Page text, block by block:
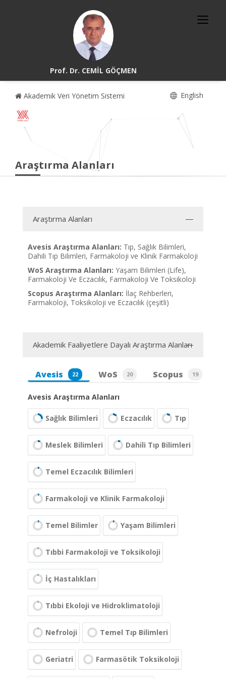
Prof. Dr. CEMİL GÖÇMEN
Akademik Veri Yönetim Sistemi English
Araştırma Alanları
Araştırma Alanları
Avesis Araştırma Alanları: Tıp, Sağlık Bilimleri,
Dahili Tıp Bilimleri, Farmakoloji ve Klinik Farmakoloji
WoS Araştırma Alanları: Yaşam Bilimleri (Life),
Farmakoloji Ve Eczacılık, Farmakoloji Ve Toksikoloji
Scopus Araştırma Alanları: İlaç Rehberleri,
Farmakoloji, Toksikoloji ve Eczacılık (çeşitli)
Akademik Faaliyetlere Dayalı Araştırma Alanları
Avesis 22 WoS 20 Scopus 19
Avesis Araştırma Alanları
Sağlık Bilimleri Eczacılık Tıp
Meslek Bilimleri Dahili Tıp Bilimleri
Temel Eczacılık Bilimleri
Farmakoloji ve Klinik Farmakoloji
Temel Bilimler Yaşam Bilimleri
Tıbbi Farmakoloji ve Toksikoloji
İç Hastalıkları
Tıbbi Ekoloji ve Hidroklimatoloji
Nefroloji Temel Tıp Bilimleri
Geriatri Farmasötik Toksikoloji